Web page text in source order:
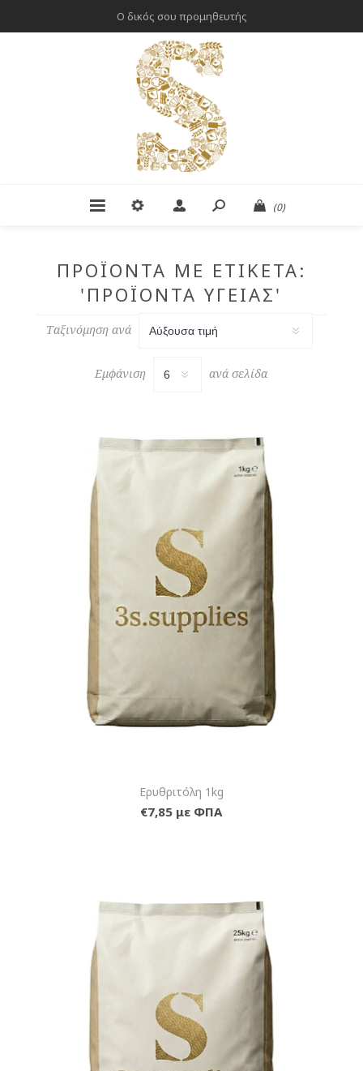
Ο δικός σου προμηθευτής
(0)
ΠΡΟΪΌΝΤΑ ΜΕ ΕΤΙΚΈΤΑ:
'ΠΡΟΪΌΝΤΑ ΥΓΕΊΑΣ'
Ταξινόμηση ανά
Εμφάνιση ανά σελίδα
Ερυθριτόλη 1kg
€7,85 με ΦΠΑ